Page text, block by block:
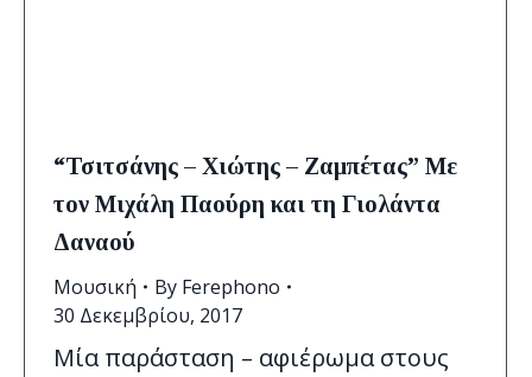
“Τσιτσάνης – Χιώτης – Ζαμπέτας” Με
τον Μιχάλη Παούρη και τη Γιολάντα
Δαναού
Μουσική
By Ferephono
30 Δεκεμβρίου, 2017
Μία παράσταση – αφιέρωμα στους